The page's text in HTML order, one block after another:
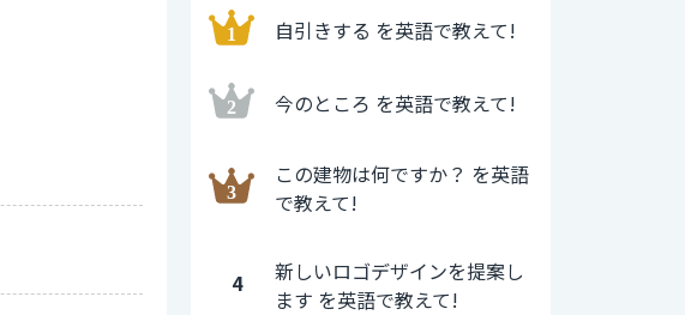
自引きする を英語で教えて!
今のところ を英語で教えて!
この建物は何ですか？ を英語
で教えて!
4
新しいロゴデザインを提案し
ます を英語で教えて!